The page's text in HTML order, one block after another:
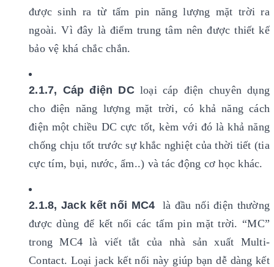
được sinh ra từ tấm pin năng lượng mặt trời ra
ngoài. Vì đây là điểm trung tâm nên được thiết kế
bảo vệ khá chắc chắn.
2.1.7, Cáp điện DCloại cáp điện chuyên dụng
cho điện năng lượng mặt trời, có khả năng cách
điện một chiều DC cực tốt, kèm với đó là khả năng
chống chịu tốt trước sự khắc nghiệt của thời tiết (tia
cực tím, bụi, nước, ẩm..) và tác động cơ học khác.
2.1.8, Jack kết nối MC4 là đầu nối điện thường
được dùng để kết nối các tấm pin mặt trời. “MC”
trong MC4 là viết tắt của nhà sản xuất Multi-
Contact. Loại jack kết nối này giúp bạn dễ dàng kết